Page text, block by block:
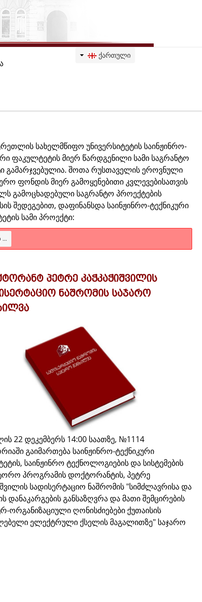
ᲥᲐᲠᲗᲣᲚᲘ
სახელმწიფო უნივერსიტეტის საინჟინრო-
ფაკულტეტის მიერ წარდგენილი სამი საგრანტო
გამარჯვებულია. შოთა რუსთაველის ეროვნული
ფონდის მიერ გამოყენებითი კვლევებისათვის
გამოცხადებული საგრანტო პროექტების
შედეგებით, დაფინანსდა საინჟინრო-ტექნიკური
სამი პროექტი:
პეტრე კაჭკაჭიშვილის
ნაშრომის საჯარო
22 დეკემბერს 14:00 საათზე, №1114
გაიმართება საინჟინრო-ტექნიკური
საინჟინრო ტექნოლოგიების და სისტემების
პროგრამის დოქტორანტის, პეტრე
სადისერტაციო ნაშრომის "სიმძლავრისა და
დანაკარგების განსაზღვრა და მათი შემცირების
ორგანიზაციული ღონისძიებები ქუთაისის
ელექტრული ქსელის მაგალითზე" საჯარო